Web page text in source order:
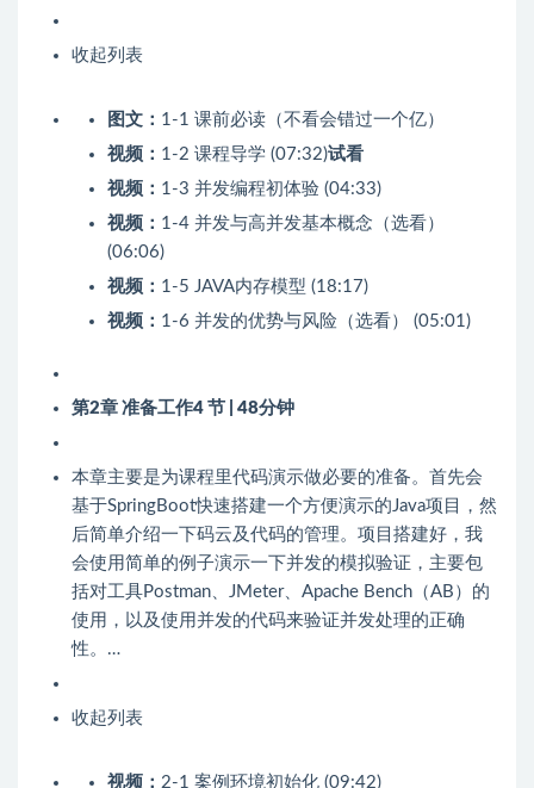
收起列表
图文： 1-1 课前必读（不看会错过一个亿）
视频： 1-2 课程导学 (07:32)试看
视频： 1-3 并发编程初体验 (04:33)
视频： 1-4 并发与高并发基本概念（选看）
(06:06)
视频： 1-5 JAVA内存模型 (18:17)
视频： 1-6 并发的优势与风险（选看） (05:01)
第2章 准备工作4 节 | 48分钟
本章主要是为课程里代码演示做必要的准备。首先会
基于SpringBoot快速搭建一个方便演示的Java项目，然
后简单介绍一下码云及代码的管理。项目搭建好，我
会使用简单的例子演示一下并发的模拟验证，主要包
括对工具Postman、JMeter、Apache Bench（AB）的
使用，以及使用并发的代码来验证并发处理的正确
性。…
收起列表
视频： 2-1 案例环境初始化 (09:42)